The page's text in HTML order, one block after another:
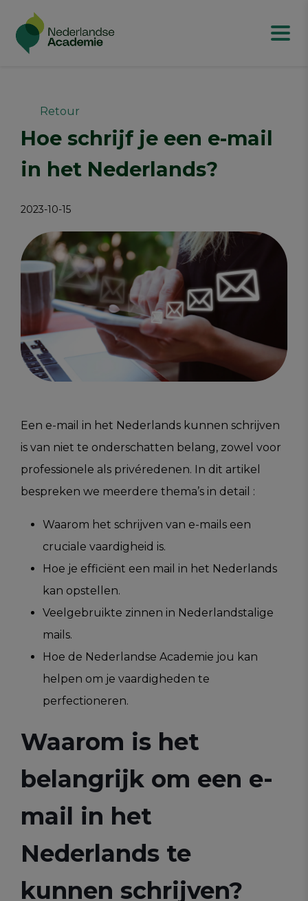
Retour
Hoe schrijf je een e-mail
in het Nederlands?
2023-10-15
Een e-mail in het Nederlands kunnen schrijven
is van niet te onderschatten belang, zowel voor
professionele als privéredenen. In dit artikel
bespreken we meerdere thema’s in detail :
Waarom het schrijven van e-mails een
cruciale vaardigheid is.
Hoe je efficiënt een mail in het Nederlands
kan opstellen.
Veelgebruikte zinnen in Nederlandstalige
mails.
Hoe de Nederlandse Academie jou kan
helpen om je vaardigheden te
perfectioneren.
Waarom is het
belangrijk om een e-
mail in het
Nederlands te
kunnen schrijven?